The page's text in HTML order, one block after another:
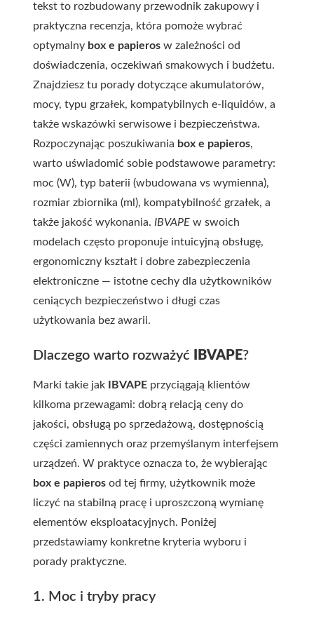
tekst to rozbudowany przewodnik zakupowy i
praktyczna recenzja, która pomoże wybrać
optymalny box e papieros w zależności od
doświadczenia, oczekiwań smakowych i budżetu.
Znajdziesz tu porady dotyczące akumulatorów,
mocy, typu grzałek, kompatybilnych e-liquidów, a
także wskazówki serwisowe i bezpieczeństwa.
Rozpoczynając poszukiwania box e papieros,
warto uświadomić sobie podstawowe parametry:
moc (W), typ baterii (wbudowana vs wymienna),
rozmiar zbiornika (ml), kompatybilność grzałek, a
także jakość wykonania. IBVAPE w swoich
modelach często proponuje intuicyjną obsługę,
ergonomiczny kształt i dobre zabezpieczenia
elektroniczne — istotne cechy dla użytkowników
ceniących bezpieczeństwo i długi czas
użytkowania bez awarii.
Dlaczego warto rozważyć IBVAPE?
Marki takie jak IBVAPE przyciągają klientów
kilkoma przewagami: dobrą relacją ceny do
jakości, obsługą po sprzedażową, dostępnością
części zamiennych oraz przemyślanym interfejsem
urządzeń. W praktyce oznacza to, że wybierając
box e papieros od tej firmy, użytkownik może
liczyć na stabilną pracę i uproszczoną wymianę
elementów eksploatacyjnych. Poniżej
przedstawiamy konkretne kryteria wyboru i
porady praktyczne.
1. Moc i tryby pracy